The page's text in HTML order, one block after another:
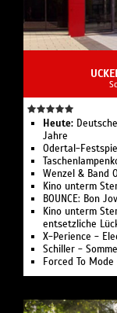
Heute:
Jahre
Odertal-
Wenzel & Band
Kino unterm
BOUNCE: Bon
Kino unterm
entsetzliche
X-Perience -
Schiller -
Forced To